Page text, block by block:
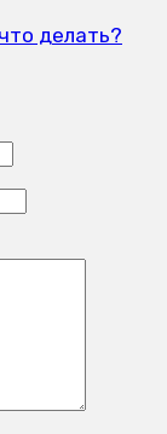
делать?